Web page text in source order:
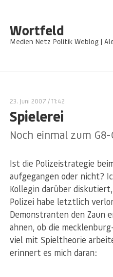
Wortfeld
Medien Netz Politik Weblog |
23. Juni 2007 / 11:42
Spielerei
Noch einmal zum
Ist die Polizeistrategie
aufgegangen oder nicht?
Kollegin darüber
Polizei habe letztlich
Demonstranten den Zaun
ahnen, ob die
viel mit Spieltheorie
erinnert es mich daran: